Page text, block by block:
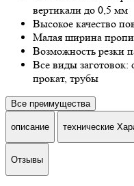
вертикали до 0,5 мм
Высокое качество
Малая ширина
Возможность резки
Все виды заготовок:
прокат, трубы
Все преимущества
описание технические
Отзывы